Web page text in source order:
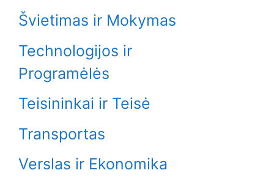
Švietimas ir Mokymas
Technologijos ir
Programėlės
Teisininkai ir Teisė
Transportas
Verslas ir Ekonomika